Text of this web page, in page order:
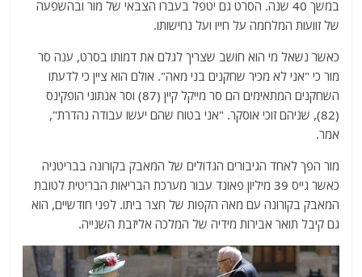
במשך 40 שנה. הסרט גם יטפל בעברו הצבאי של מור ובהשפעה
של זוועות המלחמה על חייו ועל נחישותו.
כאשר נשאל מי הוא חושב שצריך לגלם את דמותו בסרט, ענה סר
מור כי "אני לא מכיר שחקנים בני מאה". אולם הוא ציין כי לדעתו
השחקנים המתאימים הם סר מייקל קיין (87) וסר אנתוני הופקינס
(82), שניהם זוכי אוסקר. "אני בטוח שהם יעשו עבודה נהדרת",
אמר.
מור הפך לאחד הגיבורים הגדולים של המאבק בקורונה בבריטניה
כאשר גייס 39 מיליון פאונד עבור מערכת הבריאות הבריטית לטובת
המאבק בקורונה עם מאה הקפות של חצר ביתו. לפני חודשיים, הוא
גם קיבל תואר אבירות מידיה של המלכה אליזבת השנייה.